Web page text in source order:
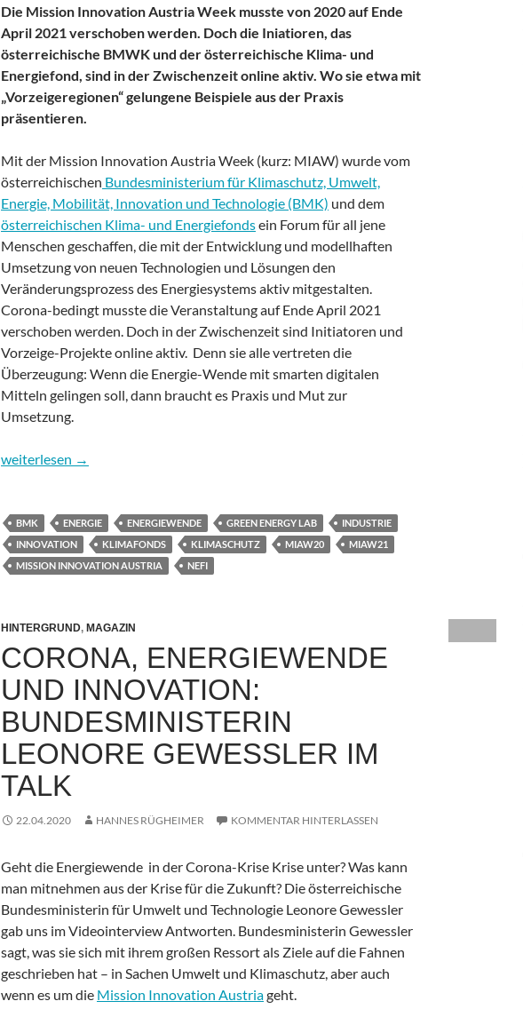
Die Mission Innovation Austria Week musste von 2020 auf Ende
April 2021 verschoben werden. Doch die Iniatioren, das
österreichische BMWK und der österreichische Klima- und
Energiefond, sind in der Zwischenzeit online aktiv. Wo sie etwa mit
„Vorzeigeregionen“ gelungene Beispiele aus der Praxis
präsentieren.
Mit der Mission Innovation Austria Week (kurz: MIAW) wurde vom
österreichischen Bundesministerium für Klimaschutz, Umwelt,
Energie, Mobilität, Innovation und Technologie (BMK) und dem
österreichischen Klima- und Energiefondsein Forum für all jene
Menschen geschaffen, die mit der Entwicklung und modellhaften
Umsetzung von neuen Technologien und Lösungen den
Veränderungsprozess des Energiesystems aktiv mitgestalten.
Corona-bedingt musste die Veranstaltung auf Ende April 2021
verschoben werden. Doch in der Zwischenzeit sind Initiatoren und
Vorzeige-Projekte online aktiv. Denn sie alle vertreten die
Überzeugung: Wenn die Energie-Wende mit smarten digitalen
Mitteln gelingen soll, dann braucht es Praxis und Mut zur
Umsetzung.
Wie Vorzeigeregionen bei der Energiewende helfen
weiterlesen →
BMK ENERGIE ENERGIEWENDE GREEN ENERGY LAB
INDUSTRIE
INNOVATION
KLIMAFONDS KLIMASCHUTZ MIAW20
MIAW21
MISSION INNOVATION AUSTRIA
NEFI
HINTERGRUND, MAGAZIN
CORONA, ENERGIEWENDE
UND INNOVATION:
BUNDESMINISTERIN
LEONORE GEWESSLER IM
TALK
22.04.2020 HANNES RÜGHEIMER KOMMENTAR HINTERLASSEN
Geht die Energiewende in der Corona-Krise Krise unter? Was kann
man mitnehmen aus der Krise für die Zukunft? Die österreichische
Bundesministerin für Umwelt und Technologie Leonore Gewessler
gab uns im Videointerview Antworten. Bundesministerin Gewessler
sagt, was sie sich mit ihrem großen Ressort als Ziele auf die Fahnen
geschrieben hat – in Sachen Umwelt und Klimaschutz, aber auch
wenn es um die Mission Innovation Austriageht.